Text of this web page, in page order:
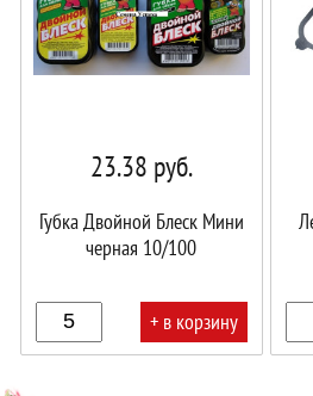
23.38 руб.
Губка Двойной Блеск Мини
черная 10/100
+ в корзину